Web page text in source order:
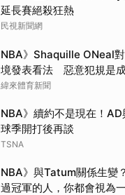
延長賽絕殺狂熱
民視新聞網
NBA》Shaquille ONeal
境發表看法 惡意犯規是
緯來體育新聞
NBA》續約不是現在！
球季開打後再談
TSNA
NBA》與Tatum關係生變
過冠軍的人，你都會視為